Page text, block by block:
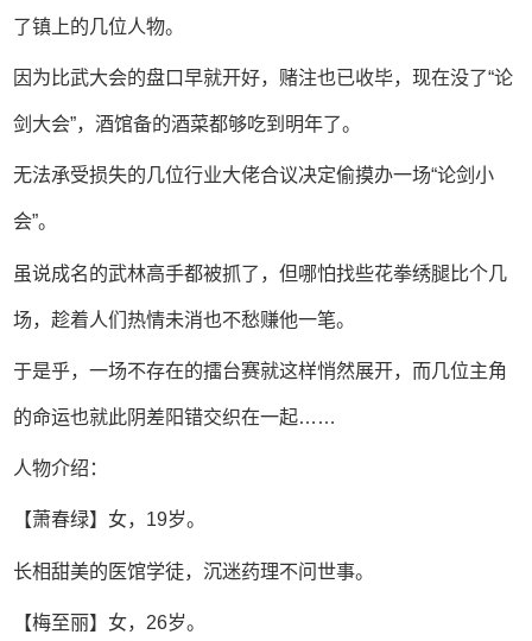
了镇上的几位人物。
因为比武大会的盘口早就开好，赌注也已收毕，现在没了“论
剑大会”，酒馆备的酒菜都够吃到明年了。
无法承受损失的几位行业大佬合议决定偷摸办一场“论剑小
会”。
虽说成名的武林高手都被抓了，但哪怕找些花拳绣腿比个几
场，趁着人们热情未消也不愁赚他一笔。
于是乎，一场不存在的擂台赛就这样悄然展开，而几位主角
的命运也就此阴差阳错交织在一起……
人物介绍：
【萧春绿】女，19岁。
长相甜美的医馆学徒，沉迷药理不问世事。
【梅至丽】女，26岁。